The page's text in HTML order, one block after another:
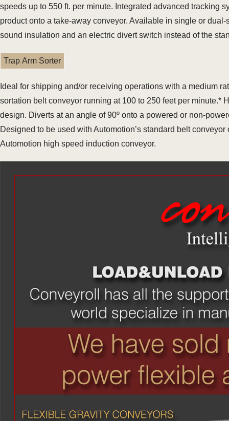
speeds up to 550 ft. per minute. Integrated advanced tracking
product onto a take-away conveyor. Available in single or
sound insulation and an electric divert switch instead of the
Trap Arm Sorter
Ideal for shipping and/or receiving operations with a medium
sortation belt conveyor running at 100 to 250 feet per minute.*
design. Diverts at an angle of 90º onto a powered or non-
Designed to be used with Automotion’s standard belt
Automotion high speed induction conveyor.